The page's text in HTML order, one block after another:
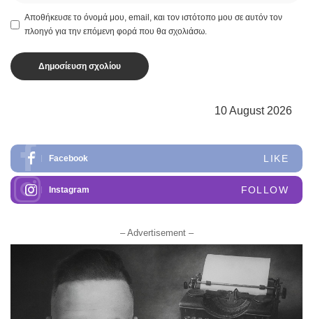
Αποθήκευσε το όνομά μου, email, και τον ιστότοπο μου σε αυτόν τον
πλοηγό για την επόμενη φορά που θα σχολιάσω.
10 August 2026
Facebook LIKE
Instagram FOLLOW
– Advertisement –